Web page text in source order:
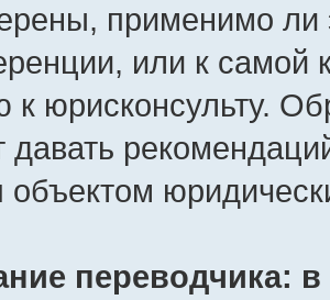
применимо ли
или к самой
юрисконсульту.
давать
объектом
переводчика: